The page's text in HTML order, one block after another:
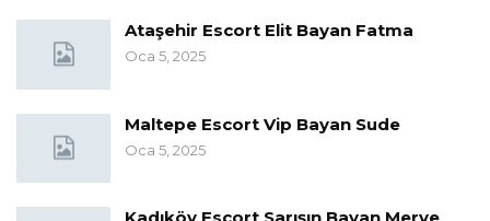
Ataşehir Escort Elit Bayan Fatma
Oca 5, 2025
Maltepe Escort Vip Bayan Sude
Oca 5, 2025